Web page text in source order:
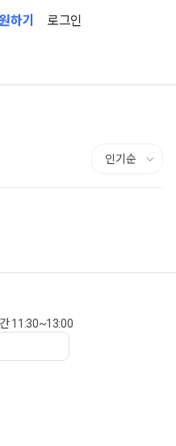
하기 로그인
11:30~13:00